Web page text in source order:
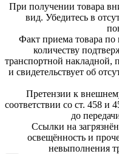
При получении товара
вид. Убедитесь в
Факт приема товара
количеству
транспортной накладной,
и свидетельствует об
Претензии к
соответствии со ст. 458
до
Ссылки на
освещённость и
невыполнения